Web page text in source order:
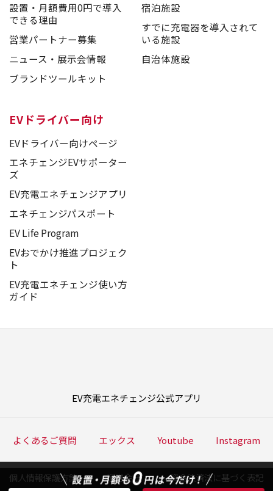
設置・月額費用0円で導入
できる理由
営業パートナー募集
ニュース・展示会情報
ブランドツールキット
宿泊施設
すでに充電器を導入されて
いる施設
自治体施設
EVドライバー向け
EVドライバー向けページ
エネチェンジEVサポーター
ズ
EV充電エネチェンジアプリ
エネチェンジパスポート
EV Life Program
EVおでかけ推進プロジェク
ト
EV充電エネチェンジ使い方
ガイド
EV充電エネチェンジ公式アプリ
よくあるご質問 エックス Youtube Instagram
個人情報保護方針 運営会社 資金決済法に基づく表記